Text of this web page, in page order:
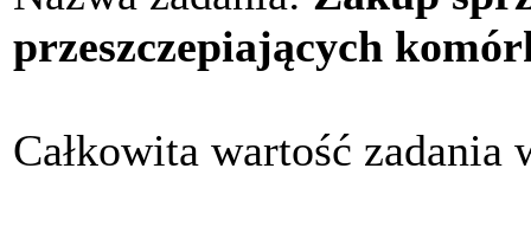
przeszczepiających
Całkowita wartość